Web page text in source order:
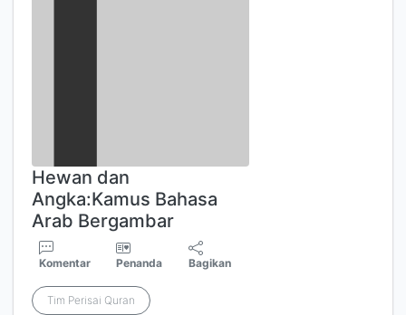
Hewan dan
Angka:Kamus Bahasa
Arab Bergambar
Komentar Penanda Bagikan
Tim Perisai Quran